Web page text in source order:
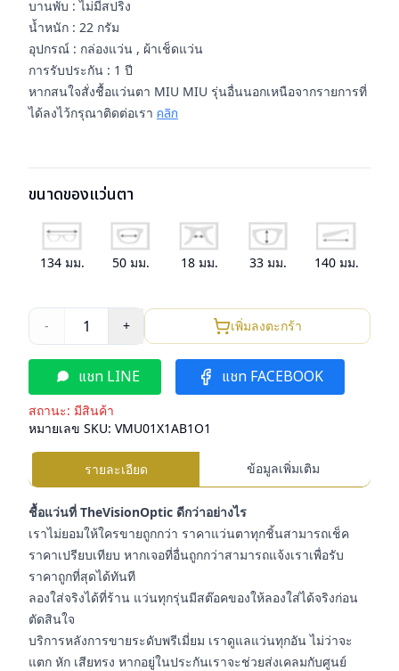
บานพับ : ไม่มีสปริง
น้ำหนัก : 22 กรัม
อุปกรณ์ : กล่องแว่น , ผ้าเช็ดแว่น
การรับประกัน : 1 ปี
หากสนใจสั่งชื้อแว่นตา MIU MIU รุ่นอื่นนอกเหนือจากรายการที่
ได้ลงไว้กรุณาติดต่อเรา คลิก
ขนาดของแว่นตา
134 มม. 50 มม. 18มม. 33มม. 140มม.
- 1 + เพิ่มลงตะกร้า
แชท LINE แชท FACEBOOK
สถานะ: มีสินค้า
หมายเลข SKU: VMU01X1AB1O1
รายละเอียด ข้อมูลเพิ่มเติม
ชื้อแว่นที่ TheVisionOptic ดีกว่าอย่างไร
เราไม่ยอมให้ใครขายถูกกว่า ราคาแว่นตาทุกชิ้นสามารถเช็ค
ราคาเปรียบเทียบ หากเจอที่อื่นถูกกว่าสามารถแจ้งเราเพื่อรับ
ราคาถูกที่สุดได้ทันที
ลองใส่จริงได้ที่ร้าน แว่นทุกรุ่นมีสต๊อคของให้ลองใส่ได้จริงก่อน
ตัดสินใจ
บริการหลังการขายระดับพรีเมี่ยม เราดูแลแว่นทุกอัน ไม่ว่าจะ
แตก หัก เสียทรง หากอยู่ในประกันเราจะช่วยส่งเคลมกับศูนย์